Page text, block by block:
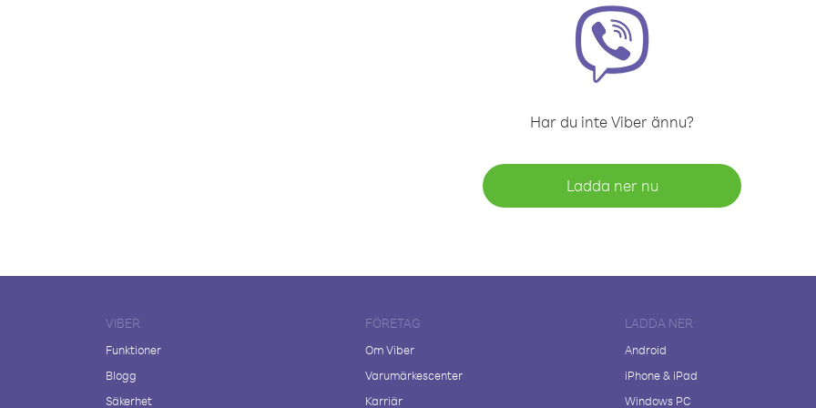
Har du inte Viber ännu?
Ladda ner nu
VIBER
Funktioner
Blogg
Säkerhet
FÖRETAG
Om Viber
Varumärkescenter
Karriär
LADDA NER
Android
iPhone & iPad
Windows PC